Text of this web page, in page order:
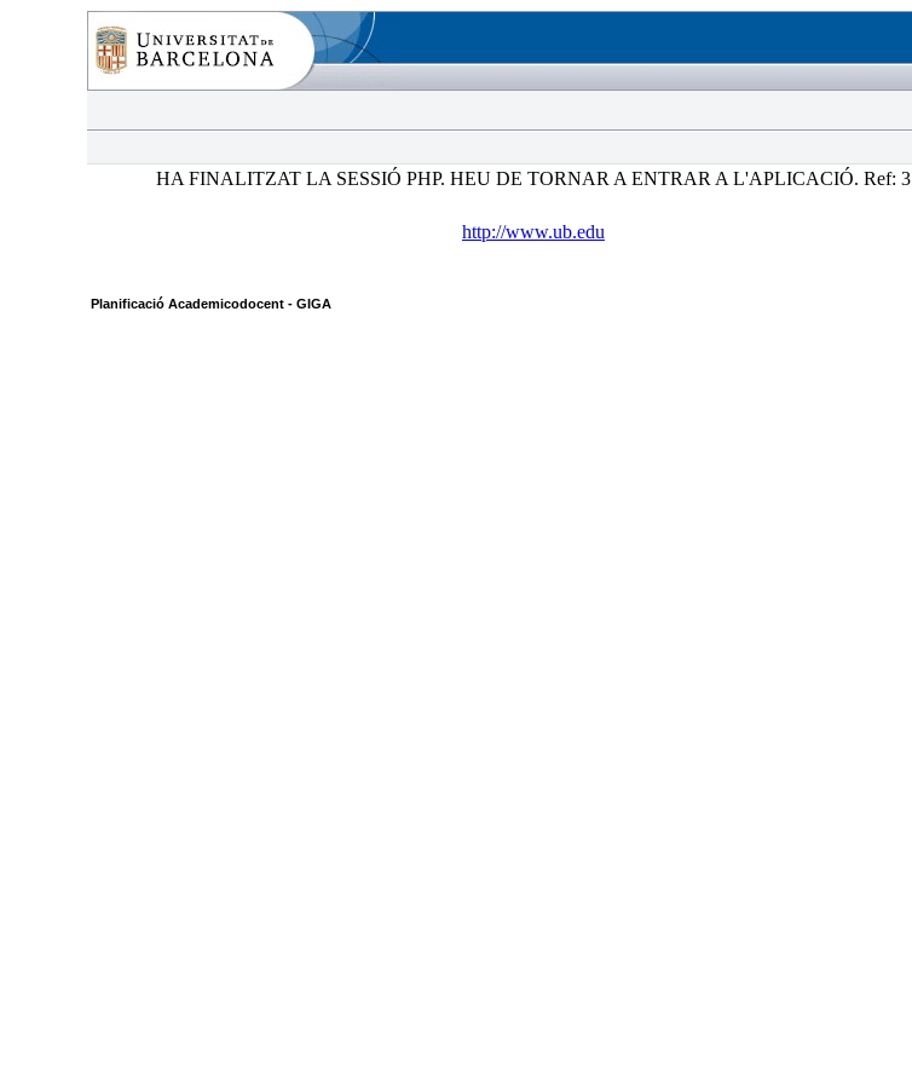
HA FINALITZAT LA SESSIÓ PHP. HEU DE TORNAR A ENTRAR A L'APLICACIÓ. Ref: 3
http://www.ub.edu
Planificació Academicodocent - GIGA